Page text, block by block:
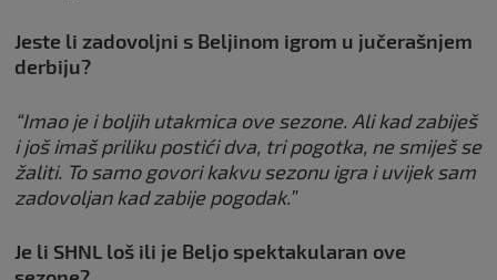
Jeste li zadovoljni s Beljinom igrom u jučerašnjem
derbiju?
“Imao je i boljih utakmica ove sezone. Ali kad zabiješ
i još imaš priliku postići dva, tri pogotka, ne smiješ se
žaliti. To samo govori kakvu sezonu igra i uvijek sam
zadovoljan kad zabije pogodak.”
Je li SHNL loš ili je Beljo spektakularan ove